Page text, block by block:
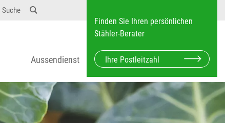
Suche
Finden Sie Ihren persönlichen
Stähler-Berater
Aussendienst